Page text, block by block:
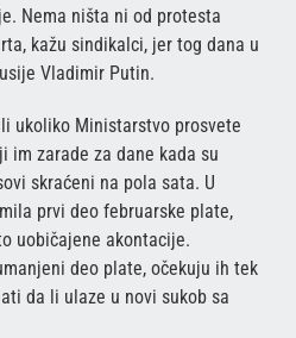
Nema ništa ni od protesta
kažu sindikalci, jer tog dana u
Vladimir Putin.
ukoliko Ministarstvo prosvete
im zarade za dane kada su
skraćeni na pola sata. U
prvi deo februarske plate,
uobičajene akontacije.
deo plate, očekuju ih tek
da li ulaze u novi sukob sa